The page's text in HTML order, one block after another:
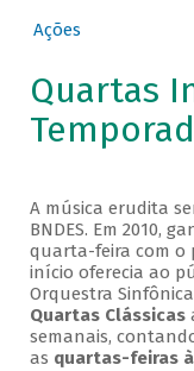
Ações
Quartas
A música erudita
BNDES. Em 2010,
quarta-feira com o
início oferecia ao
Orquestra
Quartas Clássicas
semanais,
as quartas-feiras